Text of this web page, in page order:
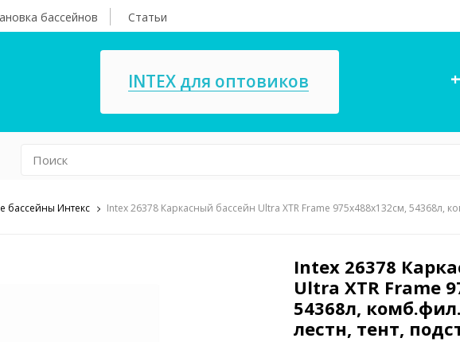
бассейнов Статьи
INTEX для оптовиков
Насосы, ремкомплекты
СПА
игрушки
Запчасти для
бассейны Интекс Intex 26378 Каркасный бассейн Ultra XTR Frame 975х488х132см, 54368л,
Intex 26378
Ultra XTR Frame
54368л,
лестн, тент,